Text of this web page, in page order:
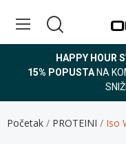
HAPPY HOUR
15% POPUSTA NA
Početak PROTEINI Iso